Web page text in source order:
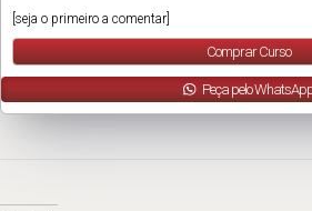
[seja o primeiro a comentar]
Comprar Curso
Peça pelo